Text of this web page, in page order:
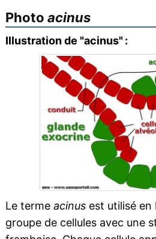
Photo acinus
Illustration de "acinus" :
Le terme acinusest utilisé en
groupe de cellules avec une